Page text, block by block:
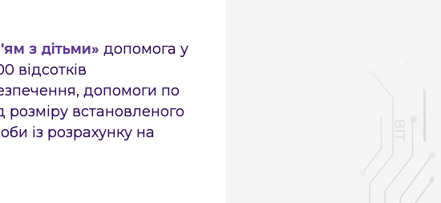
з дітьми» допомога у
відсотків
допомоги по
розміру встановленого
із розрахунку на